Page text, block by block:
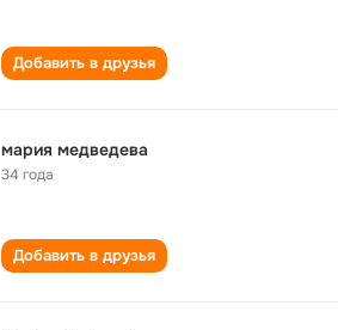
Добавить в друзья
мария медведева
34 года
Добавить в друзья